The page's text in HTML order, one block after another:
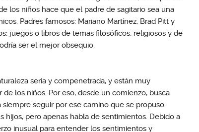
los niños hace que el padre de sagitario sea una
Padres famosos: Mariano Martínez, Brad Pitt y
juegos o libros de temas filosóficos, religiosos y de
ser el mejor obsequio.
seria y compenetrada, y están muy
los niños. Por eso, desde un comienzo, busca
seguir por ese camino que se propuso.
hijos, pero apenas habla de sentimientos. Debido a
inusual para entender los sentimientos y